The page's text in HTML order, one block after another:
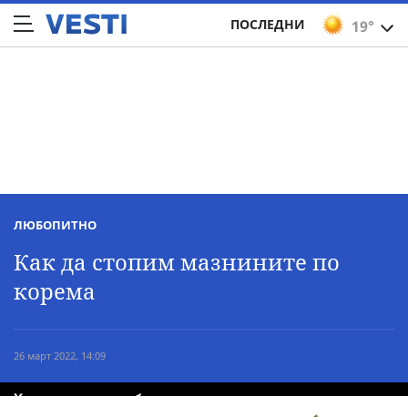
19°
ПОСЛЕДНИ
ЛЮБОПИТНО
Как да стопим мазнините по
корема
26 март 2022, 14:09